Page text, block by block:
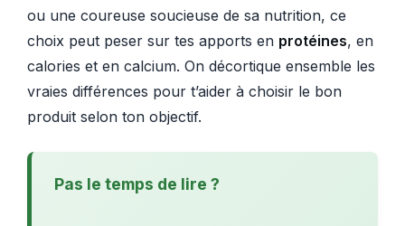
ou une coureuse soucieuse de sa nutrition, ce
choix peut peser sur tes apports en protéines, en
calories et en calcium. On décortique ensemble les
vraies différences pour t’aider à choisir le bon
produit selon ton objectif.
Pas le temps de lire ?